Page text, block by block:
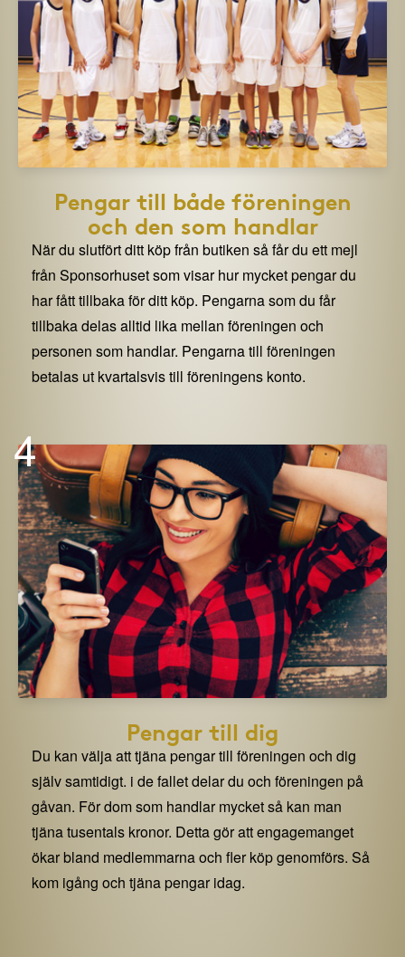
Pengar till både föreningen
och den som handlar
När du slutfört ditt köp från butiken så får du ett mejl
från Sponsorhuset som visar hur mycket pengar du
har fått tillbaka för ditt köp. Pengarna som du får
tillbaka delas alltid lika mellan föreningen och
personen som handlar. Pengarna till föreningen
betalas ut kvartalsvis till föreningens konto.
4
Pengar till dig
Du kan välja att tjäna pengar till föreningen och dig
själv samtidigt. i de fallet delar du och föreningen på
gåvan. För dom som handlar mycket så kan man
tjäna tusentals kronor. Detta gör att engagemanget
ökar bland medlemmarna och fler köp genomförs. Så
kom igång och tjäna pengar idag.